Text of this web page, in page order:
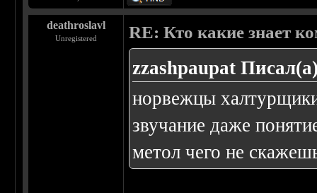
deathroslavl
Unregistered RE: Кто какие знает
zzashpaupat
норвежцы
звучание даже
метол чего не